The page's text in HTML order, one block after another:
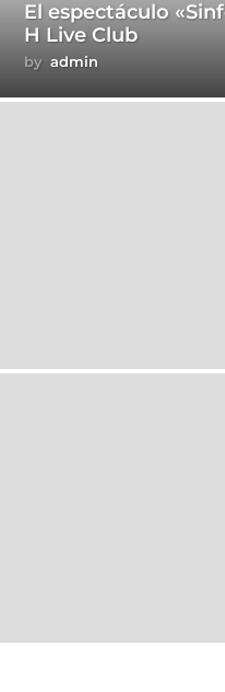
El espectáculo
H Live Club
by admin